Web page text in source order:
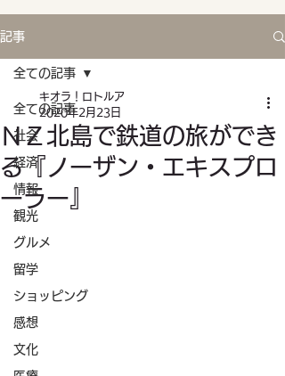
記事
全ての記事
社会
経済
情報
観光
グルメ
留学
ショッピング
感想
文化
全ての記事
ＮＺ北島で鉄道の旅ができ
る『ノーザン・エキスプロ
ーラー』
キオラ！ロトルア
2020年2月23日